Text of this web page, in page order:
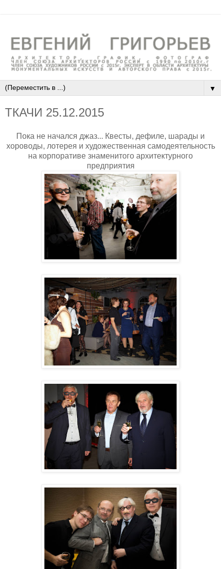
▼
ТКАЧИ 25.12.2015
Пока не начался джаз... Квесты, дефиле, шарады и
хороводы, лотерея и художественная самодеятельность
на корпоративе знаменитого архитектурного
предприятия